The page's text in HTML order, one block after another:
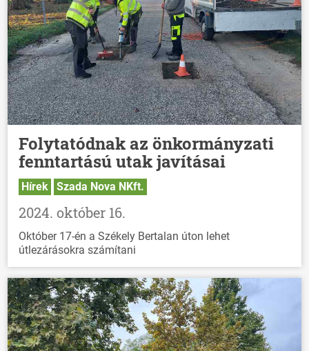
Folytatódnak az önkormányzati
fenntartású utak javításai
Hírek Szada Nova NKft.
2024. október 16.
Október 17-én a Székely Bertalan úton lehet
útlezárásokra számítani